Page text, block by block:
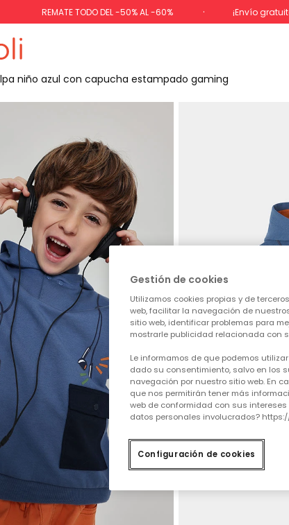
REMATE TODO DEL -50% AL -60% ¡Envío
niño azul con capucha estampado gaming
Gestión de cookies
Utilizamos cookies propias y de
web, facilitar la navegación de
sitio web, identificar problemas para
mostrarle publicidad relacionada con
Le informamos de que podemos
dado su consentimiento, salvo en los
navegación por nuestro sitio web. En
que nos permitirán tener más
web de conformidad con sus
datos personales involucrados?
Configuración de cookies